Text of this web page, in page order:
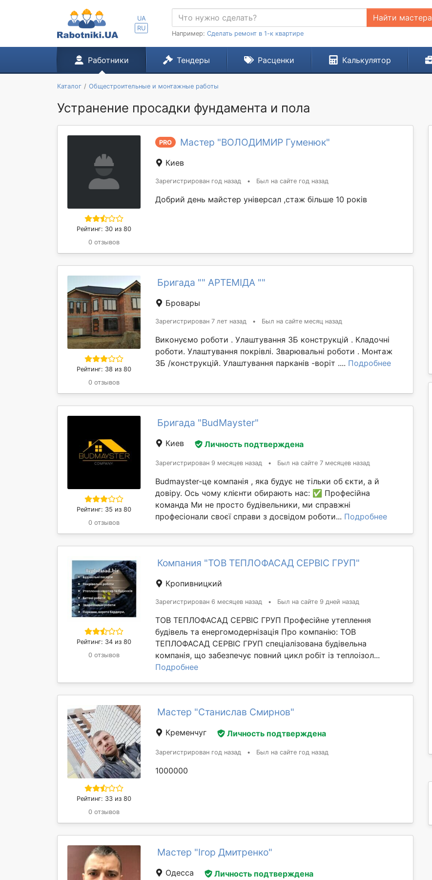
UA
RU
Найти мастера
Например: Сделать ремонт в 1-к квартире
Работники Тендеры Расценки Калькулятор
Каталог Общестроительные и монтажные работы
Устранение просадки фундамента и пола
Рейтинг: 30 из 80
0 отзывов
PRO Мастер "ВОЛОДИМИР Гуменюк"
Киев
Зарегистрирован год назад • Был на сайте год назад
Добрий день майстер універсал ,стаж більше 10 років
Рейтинг: 38 из 80
0 отзывов
Бригада "" АРТЕМІДА ""
Бровары
Зарегистрирован 7 лет назад • Был на сайте месяц назад
Виконуємо роботи . Улаштування ЗБ конструкцій . Кладочні
роботи. Улаштування покрівлі. Зварювальні роботи . Монтаж
ЗБ /конструкцій. Улаштування парканів -воріт .... Подробнее
Рейтинг: 35 из 80
0 отзывов
Бригада "BudMayster"
Киев Личность подтверждена
Зарегистрирован 9 месяцев назад • Был на сайте 7 месяцев назад
Budmayster-це компанія , яка будує не тільки об єкти, а й
довіру. Ось чому клієнти обирають нас: ✅ Професійна
команда Ми не просто будівельники, ми справжні
професіонали своєї справи з досвідом роботи... Подробнее
Рейтинг: 34 из 80
0 отзывов
Компания "ТОВ ТЕПЛОФАСАД СЕРВІС ГРУП"
Кропивницкий
Зарегистрирован 6 месяцев назад • Был на сайте 9 дней назад
ТОВ ТЕПЛОФАСАД СЕРВІС ГРУП Професійне утеплення
будівель та енергомодернізація Про компанію: ТОВ
ТЕПЛОФАСАД СЕРВІС ГРУП спеціалізована будівельна
компанія, що забезпечує повний цикл робіт із теплоізол...
Подробнее
Рейтинг: 33 из 80
0 отзывов
Мастер "Станислав Смирнов"
Кременчуг Личность подтверждена
Зарегистрирован год назад • Был на сайте год назад
1000000
Мастер "Ігор Дмитренко"
Одесса Личность подтверждена